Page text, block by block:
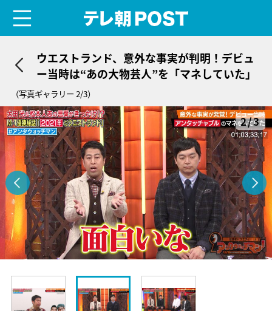
ウエストランド、意外な事実が判明！デビュ
ー当時は“あの大物芸人”を「マネしていた」
（写真ギャラリー 2/3）
2/3